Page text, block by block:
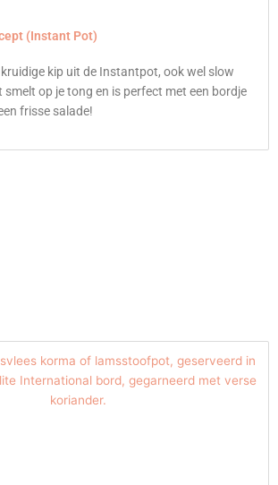
(Instant Pot)
kip uit de Instantpot, ook wel slow
smelt op je tong en is perfect met een bordje
frisse salade!